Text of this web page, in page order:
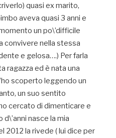
quasi ex marito,
aveva quasi 3 anni e
un po\’difficile
convivere nella stessa
e gelosa….) Per farla
ragazza ed è nata una
scoperto leggendo un
un suo sentito
cercato di dimenticare e
nasce la mia
2012 la rivede ( lui dice per